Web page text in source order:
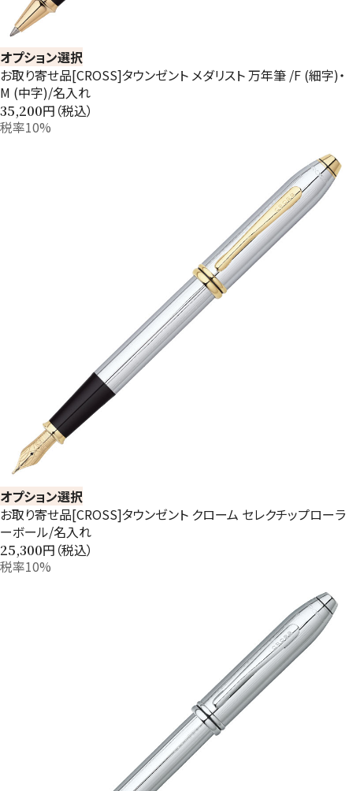
オプション選択
お取り寄せ品[CROSS]タウンゼント メダリスト 万年筆 /F (細字)・
M (中字)/名入れ
35,200円（税込）
税率10%
オプション選択
お取り寄せ品[CROSS]タウンゼント クローム セレクチップローラ
ーボール/名入れ
25,300円（税込）
税率10%